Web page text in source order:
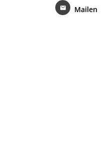
Mailen